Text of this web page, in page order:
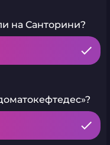
на Санторини?